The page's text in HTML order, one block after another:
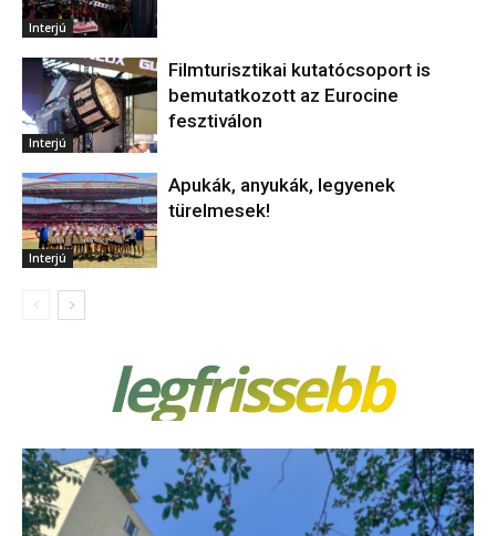
Interjú
Interjú
Filmturisztikai kutatócsoport is
bemutatkozott az Eurocine
fesztiválon
Interjú
Apukák, anyukák, legyenek
türelmesek!
legfrissebb